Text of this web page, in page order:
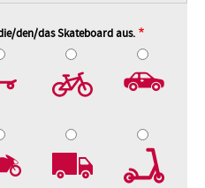
den/das Skateboard aus.